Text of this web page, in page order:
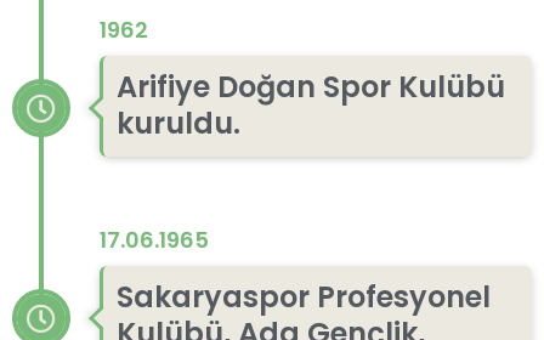
1962
Arifiye Doğan Spor Kulübü
kuruldu.
17.06.1965
Sakaryaspor Profesyonel